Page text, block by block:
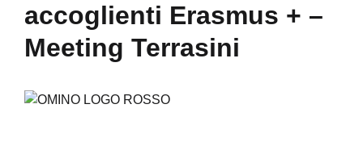
accoglienti Erasmus + –
Meeting Terrasini